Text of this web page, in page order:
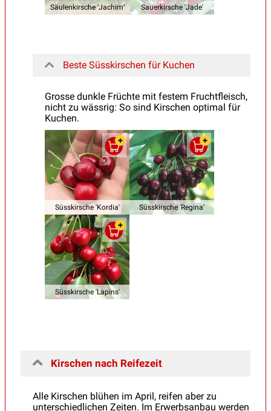
Säulenkirsche ‘Jachim’ Sauerkirsche 'Jade'
Beste Süsskirschen für Kuchen
Grosse dunkle Früchte mit festem Fruchtfleisch,
nicht zu wässrig: So sind Kirschen optimal für
Kuchen.
Süsskirsche 'Kordia' Süsskirsche 'Regina'
Süsskirsche 'Lapins'
Kirschen nach Reifezeit
Alle Kirschen blühen im April, reifen aber zu
unterschiedlichen Zeiten. Im Erwerbsanbau werden